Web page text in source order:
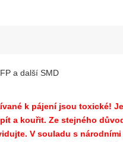
a další SMD
k pájení jsou toxické!
a kouřit. Ze stejného
V souladu s národními